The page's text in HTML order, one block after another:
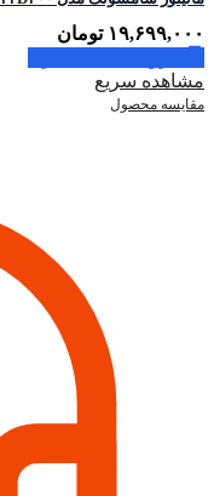
۱۹,۶۹۹,۰۰۰ تومان
مشاهده سریع
مقایسه محصول